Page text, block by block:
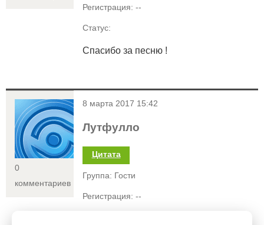
Регистрация: --
Статус:
Спасибо за песню !
<
0
комментариев
8 марта 2017 15:42
Лутфулло
Цитата
Группа: Гости
Регистрация: --